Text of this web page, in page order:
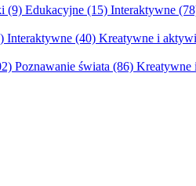
(9) Edukacyjne (15) Interaktywne
Interaktywne (40) Kreatywne i
Poznawanie świata (86) Kreatywne